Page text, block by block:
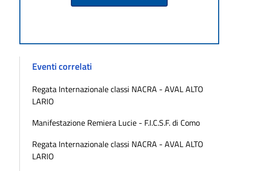
Eventi correlati
Regata Internazionale classi NACRA - AVAL ALTO
LARIO
Manifestazione Remiera Lucie - F.I.C.S.F. di Como
Regata Internazionale classi NACRA - AVAL ALTO
LARIO